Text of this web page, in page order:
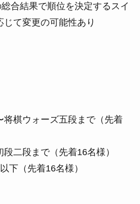
合結果で順位を決定するスイ
て変更の可能性あり
将棋ウォーズ五段まで（先着
二段まで（先着16名様）
下（先着16名様）